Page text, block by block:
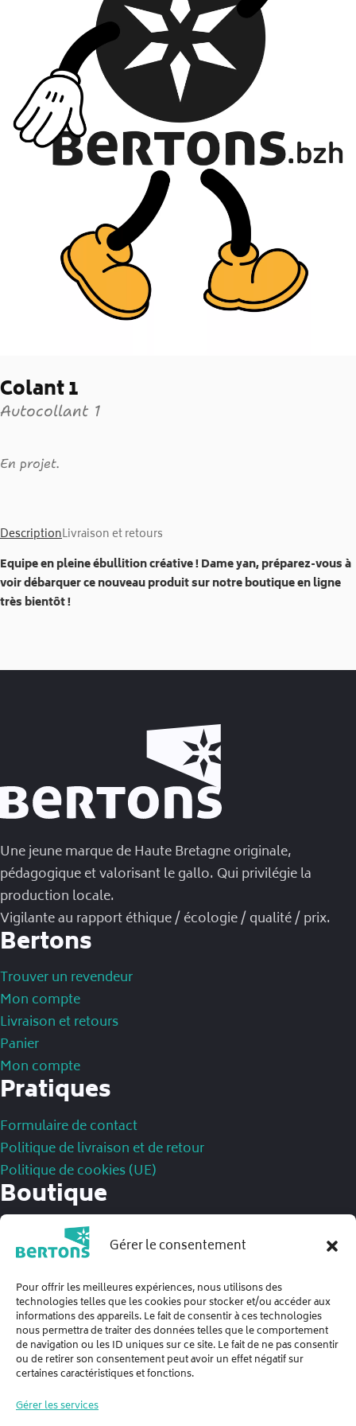
Gérer le consentement
Pour offrir les meilleures expériences, nous utilisons des
technologies telles que les cookies pour stocker et/ou accéder aux
informations des appareils. Le fait de consentir à ces technologies
nous permettra de traiter des données telles que le comportement
de navigation ou les ID uniques sur ce site. Le fait de ne pas consentir
ou de retirer son consentement peut avoir un effet négatif sur
certaines caractéristiques et fonctions.
Gérer les services
Colant 1
Autocollant 1
En projet.
DescriptionLivraison et retours
Equipe en pleine ébullition créative ! Dame yan,préparez-vous à
voir débarquer ce nouveau produit sur notre boutique en ligne
très bientôt !
Une jeune marque de Haute Bretagne originale,
pédagogique et valorisant le gallo. Qui privilégie la
production locale.
Vigilante au rapport éthique / écologie / qualité / prix.
Bertons
Trouver un revendeur
Mon compte
Livraison et retours
Panier
Mon compte
Pratiques
Formulaire de contact
Politique de livraison et de retour
Politique de cookies (UE)
Boutique
Mentions légales
Politique de confidentialité